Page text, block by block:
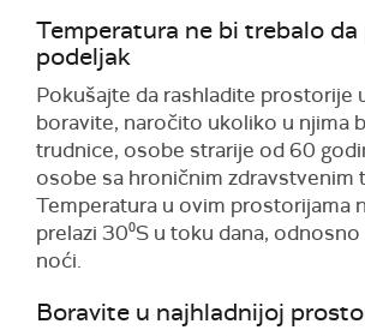
Temperatura ne bi trebalo
podeljak
Pokušajte da rashladite prostorije
boravite, naročito ukoliko u njima
trudnice, osobe strarije od 60
osobe sa hroničnim zdravstvenim
Temperatura u ovim prostorijama
prelazi 30⁰S u toku dana,
noći.
Boravite u najhladnijoj